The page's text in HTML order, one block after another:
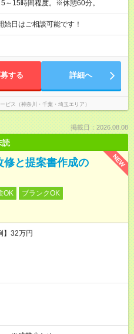
15時間程度。※休憩60分。
日はご相談可能です！
する 詳細へ
ビス（神奈川・千葉・埼玉エリア）
掲載日：2026.08.08
読
NEW
修と提案書作成の
OK
ブランクOK
32万円